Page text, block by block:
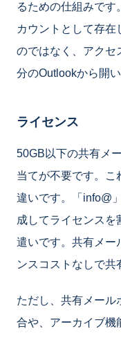
るための仕組みです
カウントとして存在
のではなく、アクセ
分のOutlookから開
ライセンス
50GB以下の共有メ
当てが不要です。こ
違いです。「info@
成してライセンスを
遣いです。共有メー
ンスコストなしで共
ただし、共有メール
合や、アーカイブ機